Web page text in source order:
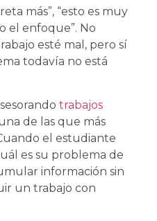
más”, “esto es muy
el enfoque”. No
esté mal, pero sí
todavía no está
trabajos
de las que más
el estudiante
es su problema de
información sin
un trabajo con